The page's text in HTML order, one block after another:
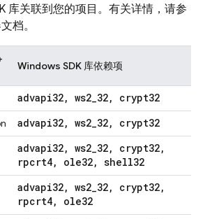
库关联到您的项目。有关详情，请参
档。
Windows SDK 库依赖项
advapi32, ws2_32, crypt32
advapi32, ws2_32, crypt32
advapi32, ws2_32, crypt32,
rpcrt4, ole32, shell32
advapi32, ws2_32, crypt32,
rpcrt4, ole32